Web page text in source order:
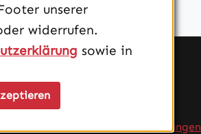
Produktempfehlungen
unserer
widerrufen.
sowie in